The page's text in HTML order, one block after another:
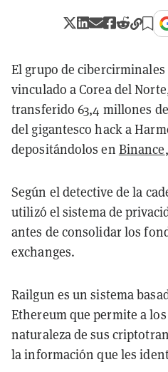
El grupo de cibercirminales
vinculado a Corea del
transferido 63,4 millones
del gigantesco hack a
depositándolos en Binance
Según el detective de la
utilizó el sistema de
antes de consolidar los
exchanges.
Railgun es un sistema
Ethereum que permite a
naturaleza de sus
la información que les